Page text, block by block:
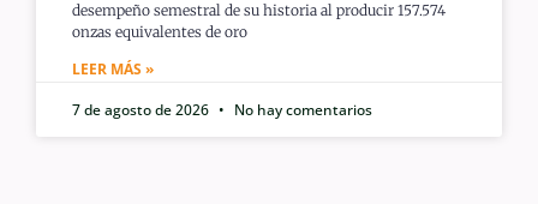
desempeño semestral de su historia al producir 157.574
onzas equivalentes de oro
LEER MÁS »
7 de agosto de 2026
No hay comentarios